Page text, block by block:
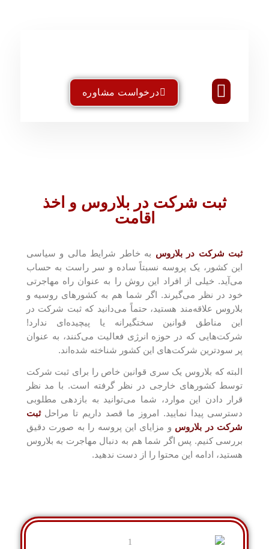
درخواست مشاوره
ثبت شرکت در بلاروس و اخذ
اقامت
ثبت شرکت در بلاروس به خاطر شرایط مالی و سیاسی
این کشور، یک پروسه نسبتاً ساده و سر راست به حساب
می‌آید. خیلی از افراد این روش را به عنوان راه مهاجرتی
خود در نظر می‌گیرند. اگر شما هم به کشور‌های روسیه و
بلاروس علاقه‌مند هستید، حتماً می‌دانید که ثبت شرکت در
این مناطق قوانین سختگیرانه یا پیچیده‌ای ندارد!
شرکت‌هایی که در حوزه انرژی فعالیت می‌کنند، به عنوان
پر سود‌ترین شرکت‌های این کشور شناخته شده‌اند.
البته که بلاروس یک سری قوانین خاص را برای ثبت شرکت
توسط کشور‌های خارجی در نظر گرفته است. با مد نظر
قرار دادن این موارد، شما می‌توانید به بازدهی مطلوبی
دسترسی پیدا نمایید. امروز ما قصد داریم تا مراحلثبت
شرکت در بلاروس و مزایای این پروسه را به صورت دقیق
بررسی کنیم. پس اگر شما هم به دنبال مهاجرت به بلاروس
هستید، ادامه این محتوا را از دست ندهید.